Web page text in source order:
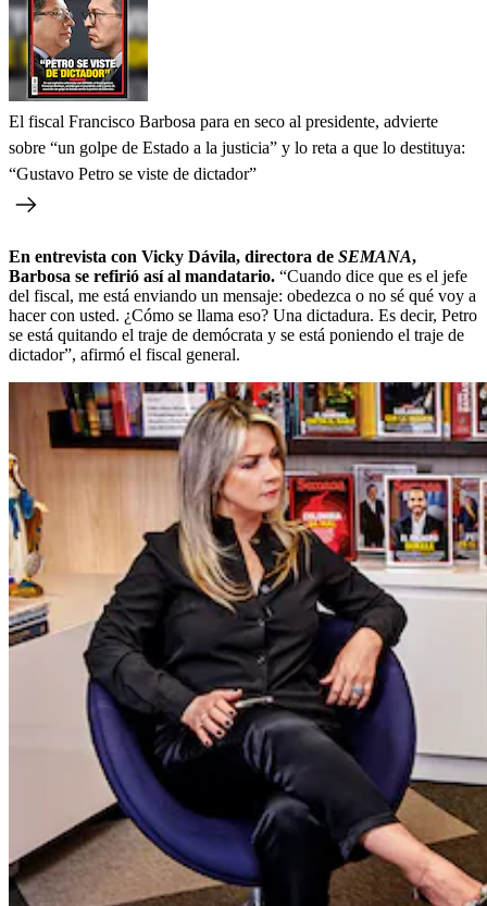
El fiscal Francisco Barbosa para en seco al presidente, advierte
sobre “un golpe de Estado a la justicia” y lo reta a que lo destituya:
“Gustavo Petro se viste de dictador”
En entrevista con Vicky Dávila, directora de SEMANA,
Barbosa se refirió así al mandatario. “Cuando dice que es el jefe
del fiscal, me está enviando un mensaje: obedezca o no sé qué voy a
hacer con usted. ¿Cómo se llama eso? Una dictadura. Es decir, Petro
se está quitando el traje de demócrata y se está poniendo el traje de
dictador”, afirmó el fiscal general.